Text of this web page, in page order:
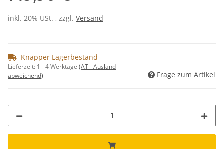
inkl. 20% USt. , zzgl. Versand
Knapper Lagerbestand
Lieferzeit: 1 - 4 Werktage (AT - Ausland
abweichend)
Frage zum Artikel